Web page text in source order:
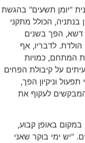
"יומן תשעים" בהגשת
בנתניה, הכולל מתקני
דשא, הפך בשנים
הולדת. לדבריו, אף
המתחם, כמויות
על קיבולת הפחים
וניקיון הפך,
המבקשים לעקוף את
באופן קבוע,
"יש ימי בוקר שאני